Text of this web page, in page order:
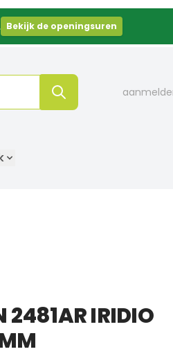
Bekijk de openingsuren
2481AR IRIDIO